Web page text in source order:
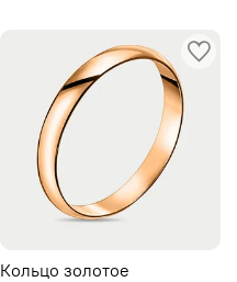
Кольцо золотое